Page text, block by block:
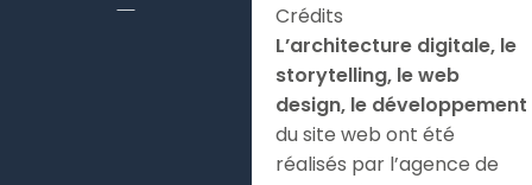
Crédits
L’architecture digitale, le
storytelling, le web
design, le développement
du site web ont été
réalisés par l’agence de